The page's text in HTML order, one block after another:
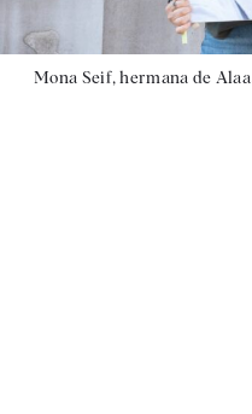
Mona Seif, hermana de